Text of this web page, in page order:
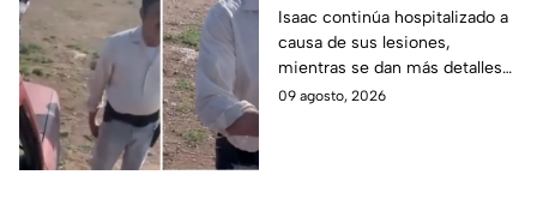
presunto responsable
de at4car a padre e hijo
Isaac continúa hospitalizado a
causa de sus lesiones,
mientras se dan más detalles
sobre el caso.
09 agosto, 2026